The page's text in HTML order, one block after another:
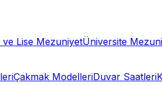
Lise MezuniyetÜniversite
Çakmak ModelleriDuvar Saatleri